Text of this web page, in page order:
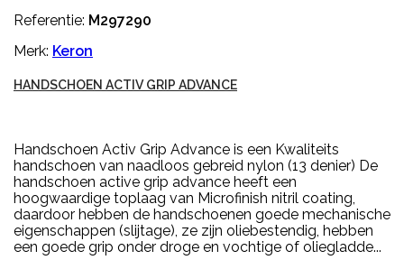
Referentie: M297290
Merk: Keron
HANDSCHOEN ACTIV GRIP ADVANCE
Handschoen Activ Grip Advance is een Kwaliteits
handschoen van naadloos gebreid nylon (13 denier) De
handschoen active grip advance heeft een
hoogwaardige toplaag van Microfinish nitril coating,
daardoor hebben de handschoenen goede mechanische
eigenschappen (slijtage), ze zijn oliebestendig, hebben
een goede grip onder droge en vochtige of oliegladde...